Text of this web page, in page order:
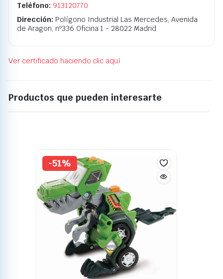
Teléfono: 913120770
Dirección: Polígono Industrial Las Mercedes, Avenida
de Aragon, nº336 Oficina 1 - 28022 Madrid
Ver certificado haciendo clic aquí
Productos que pueden interesarte
-51%